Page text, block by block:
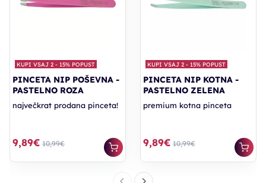
KUPI VSAJ 2 - 15% POPUST
PINCETA NIP POŠEVNA -
PASTELNO ROZA
največkrat prodana pinceta!
9,89€ 10,99€
KUPI VSAJ 2 - 15% POPUST
PINCETA NIP KOTNA -
PASTELNO ZELENA
premium kotna pinceta
9,89€ 10,99€